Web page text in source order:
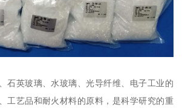
石英玻璃、水玻璃、光导纤维、电子工业的
工艺品和耐火材料的原料，是科学研究的重